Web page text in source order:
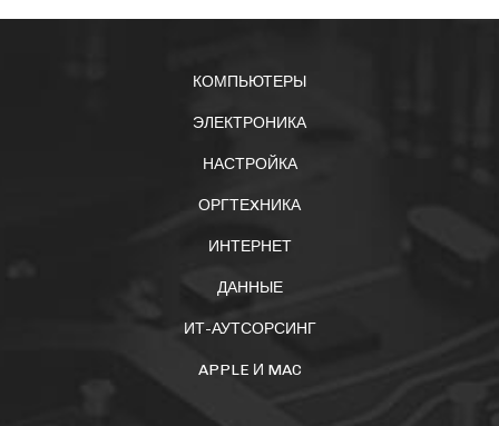
КОМПЬЮТЕРЫ
ЭЛЕКТРОНИКА
НАСТРОЙКА
ОРГТЕXНИКА
ИНТЕРНЕТ
ДАННЫЕ
ИТ-АУТСОРСИНГ
APPLE И MAC